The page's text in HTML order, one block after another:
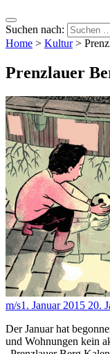
Suchen nach:
Home > Kultur>
Prenzlauer
m/s1. Januar 2015 20.
Der Januar hat
und Wohnungen kein